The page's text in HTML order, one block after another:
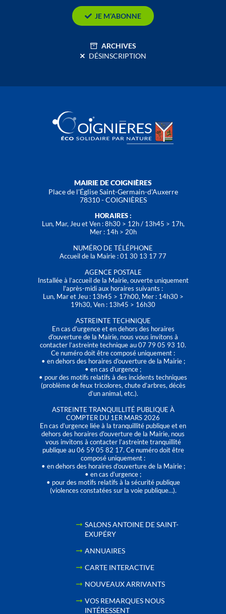
JE M’ABONNE
ARCHIVES
DÉSINSCRIPTION
MAIRIE DE COIGNIÈRES
Place de l'Église Saint-Germain-d'Auxerre
78310 - COIGNIÈRES
HORAIRES :
Lun, Mar, Jeu et Ven : 8h30 > 12h / 13h45 > 17h,
Mer : 14h > 20h
NUMÉRO DE TÉLÉPHONE
Accueil de la Mairie : 01 30 13 17 77
AGENCE POSTALE
Installée à l’accueil de la Mairie, ouverte uniquement
l'après-midi aux horaires suivants :
Lun, Mar et Jeu : 13h45 > 17h00, Mer : 14h30 >
19h30, Ven : 13h45 > 16h30
ASTREINTE TECHNIQUE
En cas d’urgence et en dehors des horaires
d'ouverture de la Mairie, nous vous invitons à
contacter l’astreinte technique au 07 79 05 93 10.
Ce numéro doit être composé uniquement :
• en dehors des horaires d’ouverture de la Mairie ;
• en cas d’urgence ;
• pour des motifs relatifs à des incidents techniques
(problème de feux tricolores, chute d’arbres, décès
d’un animal, etc.).
ASTREINTE TRANQUILLITÉ PUBLIQUE À
COMPTER DU 1ER MARS 2026
En cas d’urgence liée à la tranquillité publique et en
dehors des horaires d'ouverture de la Mairie, nous
vous invitons à contacter l’astreinte tranquillité
publique au 06 59 05 82 17. Ce numéro doit être
composé uniquement :
• en dehors des horaires d’ouverture de la Mairie ;
• en cas d’urgence ;
• pour des motifs relatifs à la sécurité publique
(violences constatées sur la voie publique…).
SALONS ANTOINE DE SAINT-
EXUPÉRY
ANNUAIRES
CARTE INTERACTIVE
NOUVEAUX ARRIVANTS
VOS REMARQUES NOUS
INTÉRESSENT